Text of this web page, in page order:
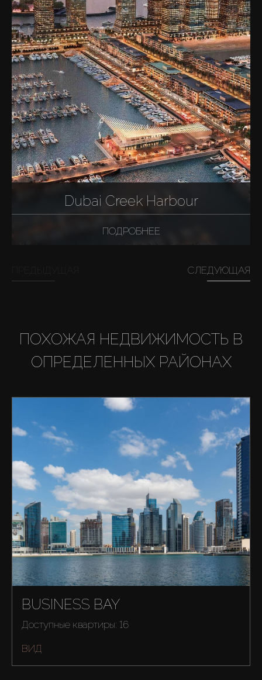
Купить
Аренда
Dubai Creek Harbour
ПОДРОБНЕЕ
СЛЕДУЮЩАЯ
ПОХОЖАЯ НЕДВИЖИМОСТЬ В
ОПРЕДЕЛЕННЫХ РАЙОНАХ
BUSINESS BAY
Доступные квартиры: 16
ВИД